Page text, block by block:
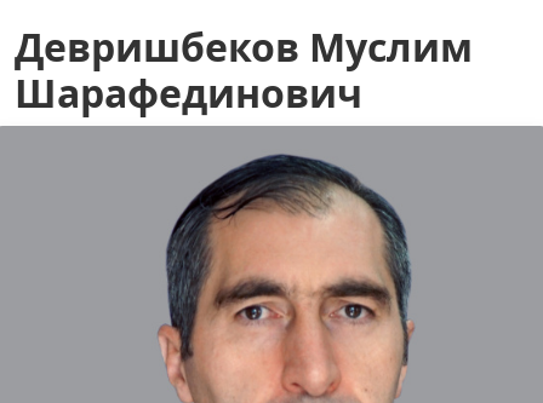
Девришбеков Муслим
Шарафединович